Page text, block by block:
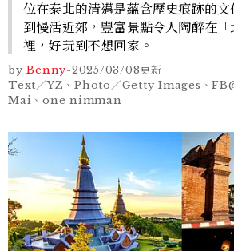
位在泰北的清邁是蘊含歷史痕跡的
到慢活近郊，豐富景點令人陶醉在
裡，好玩到不想回家。
by Benny-2025/03/08更新
Text／YZ、Photo／Getty Images、
Mai、one nimman